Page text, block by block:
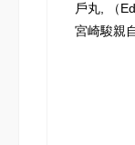
戶丸, （
宮崎駿親